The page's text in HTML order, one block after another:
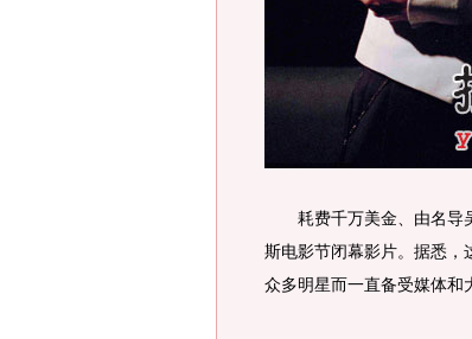
耗费千万美金、由名导吴
斯电影节闭幕影片。据悉，
众多明星而一直备受媒体和